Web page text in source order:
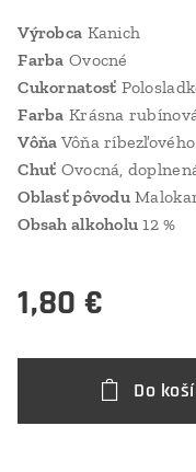
Výrobca Kanich
Farba Ovocné
Cukornatosť
Farba Krásna
Vôňa Vôňa
Chuť Ovocná,
Oblasť pôvodu
Obsah alkoholu 12 %
1,80 €
Do